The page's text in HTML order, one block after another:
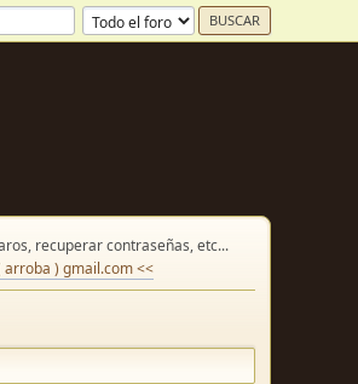
recuperar contraseñas, etc...
) gmail.com <<